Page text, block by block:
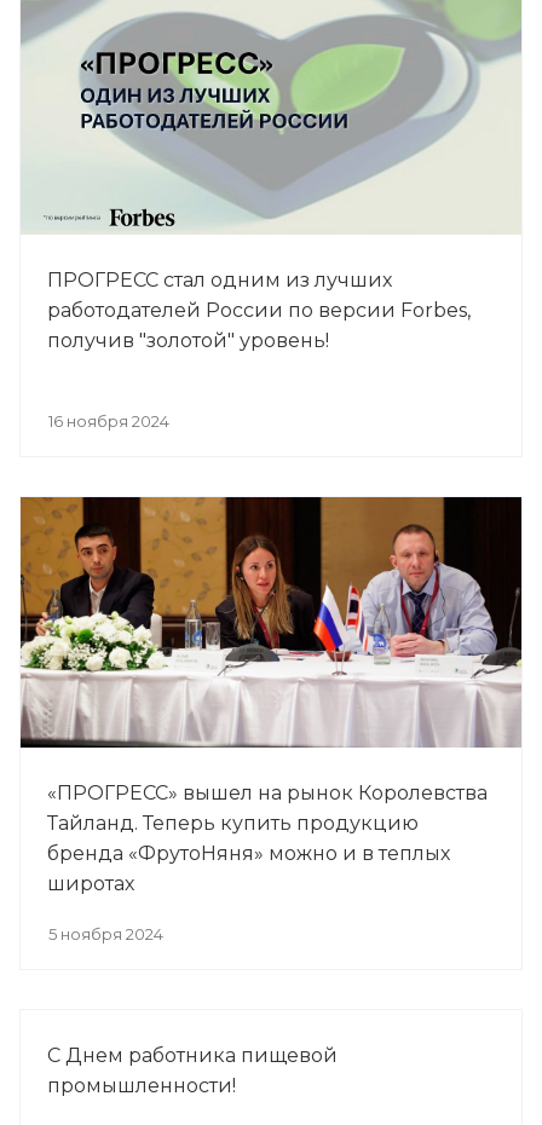
ПРОГРЕСС стал одним из лучших
работодателей России по версии Forbes,
получив "золотой" уровень!
16 ноября 2024
«ПРОГРЕСС» вышел на рынок Королевства
Тайланд. Теперь купить продукцию
бренда «ФрутоНяня» можно и в теплых
широтах
5 ноября 2024
С Днем работника пищевой
промышленности!